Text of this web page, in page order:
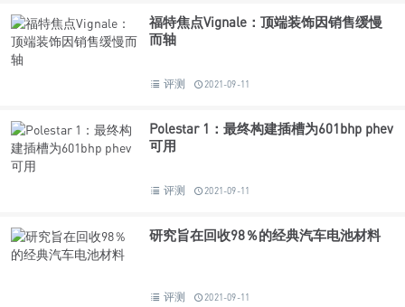
福特焦点Vignale：顶端装饰因销售缓慢
而轴
评测 2021-09-11
Polestar 1：最终构建插槽为601bhp phev
可用
评测 2021-09-11
研究旨在回收98％的经典汽车电池材料
评测 2021-09-11